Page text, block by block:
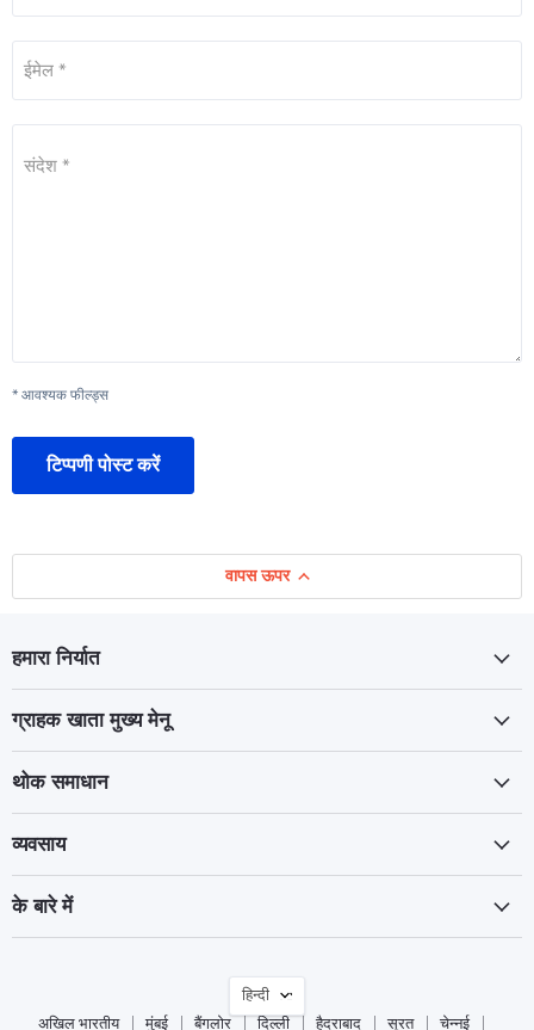
ईमेल *
संदेश *
* आवश्यक फील्ड्स
टिप्पणी पोस्ट करें
वापस ऊपर
हमारा निर्यात
ग्राहक खाता मुख्य मेनू
थोक समाधान
व्यवसाय
के बारे में
भाषा
हिन्दी
अखिल भारतीय
मुंबई बैंगलोर दिल्ली हैदराबाद सूरत चेन्नई